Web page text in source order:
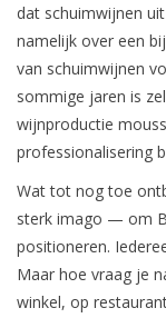
dat schuimwijnen
namelijk over een
van schuimwijnen
sommige jaren is
wijnproductie
professionalisering
Wat tot nog toe
sterk imago — om
positioneren.
Maar hoe vraag je
winkel, op